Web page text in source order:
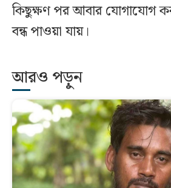
কিছুক্ষণ পর আবার যোগাযোগ
বন্ধ পাওয়া যায়।
আরও পড়ুন